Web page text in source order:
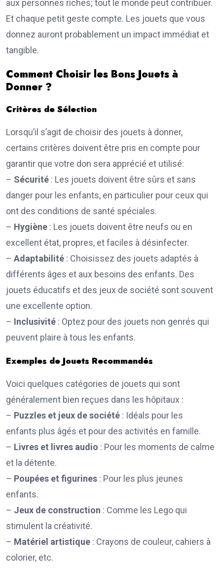
aux personnes riches; tout le monde peut contribuer.
Et chaque petit geste compte. Les jouets que vous
donnez auront probablement un impact immédiat et
tangible.
Comment Choisir les Bons Jouets à
Donner ?
Critères de Sélection
Lorsqu’il s’agit de choisir des jouets à donner,
certains critères doivent être pris en compte pour
garantir que votre don sera apprécié et utilisé:
– Sécurité : Les jouets doivent être sûrs et sans
danger pour les enfants, en particulier pour ceux qui
ont des conditions de santé spéciales.
– Hygiène : Les jouets doivent être neufs ou en
excellent état, propres, et faciles à désinfecter.
– Adaptabilité : Choisissez des jouets adaptés à
différents âges et aux besoins des enfants. Des
jouets éducatifs et des jeux de société sont souvent
une excellente option.
– Inclusivité : Optez pour des jouets non genrés qui
peuvent plaire à tous les enfants.
Exemples de Jouets Recommandés
Voici quelques catégories de jouets qui sont
généralement bien reçues dans les hôpitaux :
– Puzzles et jeux de société : Idéals pour les
enfants plus âgés et pour des activités en famille.
– Livres et livres audio : Pour les moments de calme
et la détente.
– Poupées et figurines : Pour les plus jeunes
enfants.
– Jeux de construction : Comme les Lego qui
stimulent la créativité.
– Matériel artistique : Crayons de couleur, cahiers à
colorier, etc.